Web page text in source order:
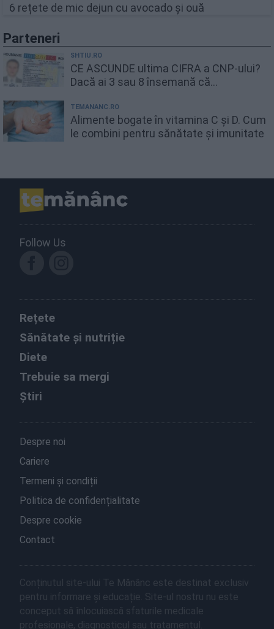
6 rețete de mic dejun cu avocado și ouă
Parteneri
SHTIU.RO
CE ASCUNDE ultima CIFRA a CNP-ului?
Dacă ai 3 sau 8 însemană că...
TEMANANC.RO
Alimente bogate în vitamina C și D. Cum
le combini pentru sănătate și imunitate
Follow Us
Rețete
Sănătate și nutriție
Diete
Trebuie sa mergi
Știri
Despre noi
Cariere
Termeni și condiții
Politica de confidențialitate
Despre cookie
Contact
Conținutul site-ului Te Mănânc este destinat exclusiv
pentru informare și educație. Site-ul nostru nu este
conceput să înlocuiască sfaturile medicale
profesionale, diagnosticul sau tratamentul.